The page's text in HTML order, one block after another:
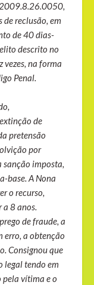
de reclusão, em
de 40 dias-
descrito no
vezes, na forma
Penal.
de
pretensão
por
imposta,
base. A Nona
o recurso,
8 anos.
de fraude, a
erro, a obtenção
Consignou que
legal tendo em
vítima e o